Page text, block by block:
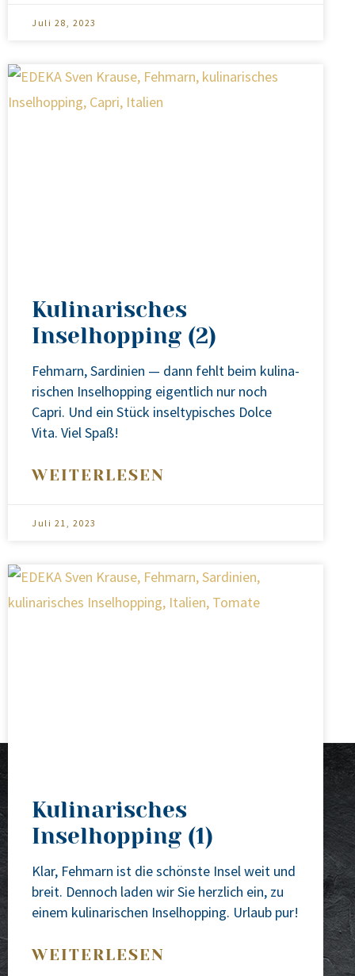
Juli 28, 2023
Kulinarisches
Inselhopping (2)
Feh­marn, Sar­di­ni­en — dann fehlt beim kuli­na­
ri­schen Insel­hop­ping eigent­lich nur noch
Capri. Und ein Stück insel­ty­pi­sches Dol­ce
Vita. Viel Spaß!
WEITERLESEN
Juli 21, 2023
Kulinarisches
Inselhopping (1)
Klar, Feh­marn ist die schöns­te Insel weit und
breit. Den­noch laden wir Sie herz­lich ein, zu
einem kuli­na­ri­schen Insel­hop­ping. Urlaub pur!
WEITERLESEN